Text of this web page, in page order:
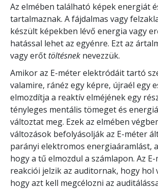
Az elmében található képek energiát
tartalmaznak. A fájdalmas vagy
készült képekben lévő energia vagy
hatással lehet az egyénre. Ezt az
vagy erőttöltésnek nevezzük.
Amikor az E-méter elektródáit tartó
valamire, ránéz egy képre, újraél egy
elmozdítja a reaktív elméjének egy
tényleges mentális tömeget és
változtat meg. Ezek az elmében
változások befolyásolják az E-méter
parányi elektromos energiaáramlást,
hogy a tű elmozdul a számlapon. Az
reakciói jelzik az auditornak, hogy hol
hogy azt kell megcélozni az